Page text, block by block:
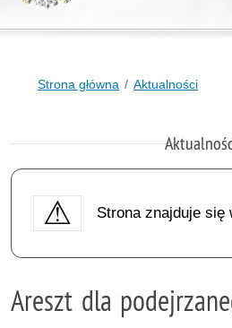
Strona główna Aktualności
Strona znajduje się
Areszt dla